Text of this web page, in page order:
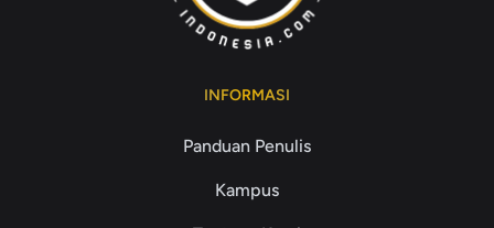
INFORMASI
Panduan Penulis
Kampus